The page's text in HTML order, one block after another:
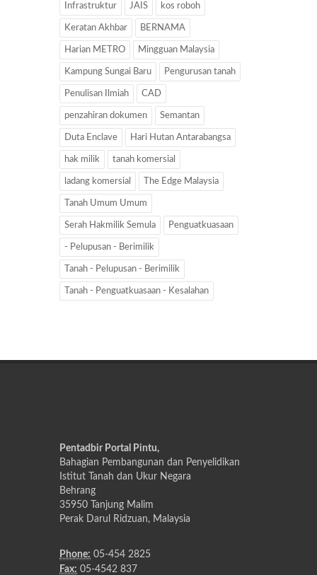
Infrastruktur JAIS kos roboh
Keratan Akhbar BERNAMA
Harian METRO Mingguan Malaysia
Kampung Sungai Baru Pengurusan tanah
Penulisan Ilmiah CAD
penzahiran dokumen Semantan
Duta Enclave Hari Hutan Antarabangsa
hak milik tanah komersial
ladang komersial The Edge Malaysia
Tanah Umum Umum
Serah Hakmilik Semula Penguatkuasaan
- Pelupusan - Berimilik
Tanah - Pelupusan - Berimilik
Tanah - Penguatkuasaan - Kesalahan
Pentadbir Portal Pintu,
Bahagian Pembangunan dan Penyelidikan
Istitut Tanah dan Ukur Negara
Behrang
35950 Tanjung Malim
Perak Darul Ridzuan, Malaysia
Phone: 05-454 2825
Fax: 05-4542 837